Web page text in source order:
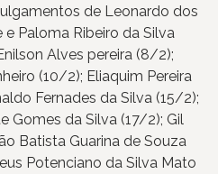
de Leonardo dos
Paloma Ribeiro da Silva
Alves pereira (8/2);
(10/2); Eliaquim Pereira
Fernades da Silva (15/2);
Gomes da Silva (17/2); Gil
Batista Guarina de Souza
Potenciano da Silva Mato